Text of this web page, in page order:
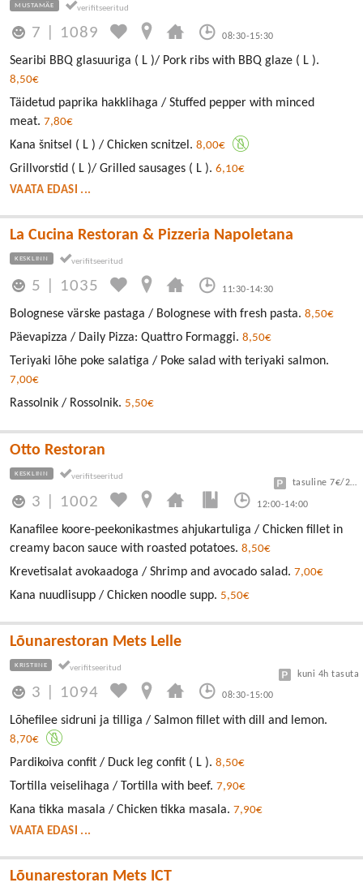
MUSTAMÄE
7 1089 08:30-15:30
Searibi BBQ glasuuriga ( L )/ Pork ribs with BBQ glaze ( L ).
8,50€
Täidetud paprika hakklihaga / Stuffed pepper with minced
meat. 7,80€
Kana šnitsel ( L ) / Chicken scnitzel. 8,00€
Grillvorstid ( L )/ Grilled sausages ( L ). 6,10€
VAATA EDASI ...
La Cucina Restoran & Pizzeria Napoletana
KESKLINN
5 1035 11:30-14:30
Bolognese värske pastaga / Bolognese with fresh pasta. 8,50€
Päevapizza / Daily Pizza: Quattro Formaggi. 8,50€
Teriyaki lõhe poke salatiga / Poke salad with teriyaki salmon.
7,00€
Rassolnik / Rossolnik. 5,50€
Otto Restoran
KESKLINN
3 1002 12:00-14:00
tasuline 7€/24h
Kanafilee koore-peekonikastmes ahjukartuliga / Chicken fillet in
creamy bacon sauce with roasted potatoes. 8,50€
Krevetisalat avokaadoga / Shrimp and avocado salad. 7,00€
Kana nuudlisupp / Chicken noodle supp. 5,50€
Lõunarestoran Mets Lelle
KRISTIINE
3 1094 08:30-15:00
kuni 4h tasuta
Lõhefilee sidruni ja tilliga / Salmon fillet with dill and lemon.
8,70€
Pardikoiva confit / Duck leg confit ( L ). 8,50€
Tortilla veiselihaga / Tortilla with beef. 7,90€
Kana tikka masala / Chicken tikka masala. 7,90€
VAATA EDASI ...
Lõunarestoran Mets ICT